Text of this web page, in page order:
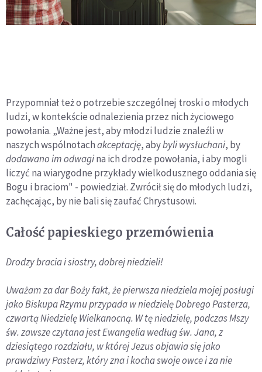
Przypomniał też o potrzebie szczególnej troski o młodych
ludzi, w kontekście odnalezienia przez nich życiowego
powołania. „Ważne jest, aby młodzi ludzie znaleźli w
naszych wspólnotachakceptację, abybyli wysłuchani, by
dodawano im odwagina ich drodze powołania, i aby mogli
liczyć na wiarygodne przykłady wielkodusznego oddania się
Bogu i braciom" - powiedział. Zwrócił się do młodych ludzi,
zachęcając, by nie bali się zaufać Chrystusowi.
Całość papieskiego przemówienia
Drodzy bracia i siostry, dobrej niedzieli!
Uważam za dar Boży fakt, że pierwsza niedziela mojej posługi
jako Biskupa Rzymu przypada w niedzielę Dobrego Pasterza,
czwartą Niedzielę Wielkanocną. W tę niedzielę, podczas Mszy
św. zawsze czytana jest Ewangelia według św. Jana, z
dziesiątego rozdziału, w której Jezus objawia się jako
prawdziwy Pasterz, który zna i kocha swoje owce i za nie